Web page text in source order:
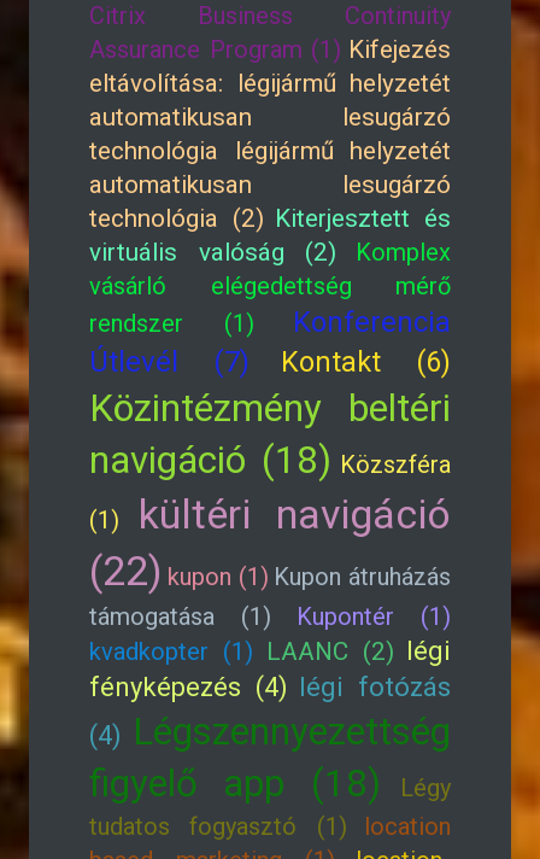
Citrix Business Continuity
Assurance Program (1) Kifejezés
eltávolítása: légijármű helyzetét
automatikusan lesugárzó
technológia légijármű helyzetét
automatikusan lesugárzó
technológia (2) Kiterjesztett és
virtuális valóság (2)
Komplex
vásárló elégedettség mérő
rendszer (1)
Konferencia
Útlevél (7)
Kontakt (6)
Közintézmény beltéri
navigáció (18) Közszféra
(1)
kültéri navigáció
(22) kupon (1) Kupon átruházás
támogatása (1)
Kupontér (1)
kvadkopter (1) LAANC (2) légi
fényképezés (4) légi fotózás
(4) Légszennyezettség
figyelő app (18)
Légy
tudatos fogyasztó (1)
location